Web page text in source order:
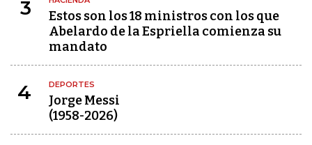
3
Estos son los 18 ministros con los que
Abelardo de la Espriella comienza su
mandato
4 DEPORTES
Jorge Messi
(1958-2026)